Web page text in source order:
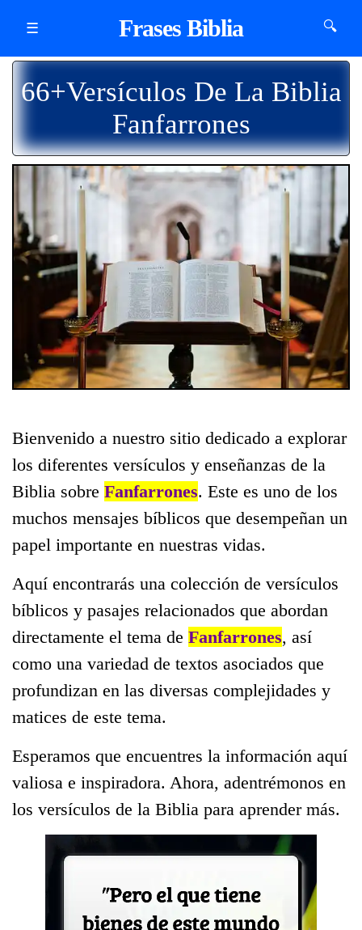
☰ Frases Biblia 🔍
66+Versículos De La Biblia
Fanfarrones
Bienvenido a nuestro sitio dedicado a explorar
los diferentes versículos y enseñanzas de la
Biblia sobre Fanfarrones. Este es uno de los
muchos mensajes bíblicos que desempeñan un
papel importante en nuestras vidas.
Aquí encontrarás una colección de versículos
bíblicos y pasajes relacionados que abordan
directamente el tema de Fanfarrones, así
como una variedad de textos asociados que
profundizan en las diversas complejidades y
matices de este tema.
Esperamos que encuentres la información aquí
valiosa e inspiradora. Ahora, adentrémonos en
los versículos de la Biblia para aprender más.